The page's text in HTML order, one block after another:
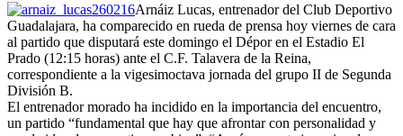
Arnáiz Lucas, entrenador del Club Deportivo
Guadalajara, ha comparecido en rueda de prensa hoy viernes de cara
al partido que disputará este domingo el Dépor en el Estadio El
Prado (12:15 horas) ante el C.F. Talavera de la Reina,
correspondiente a la vigesimoctava jornada del grupo II de Segunda
División B.
El entrenador morado ha incidido en la importancia del encuentro,
un partido “fundamental que hay que afrontar con personalidad y